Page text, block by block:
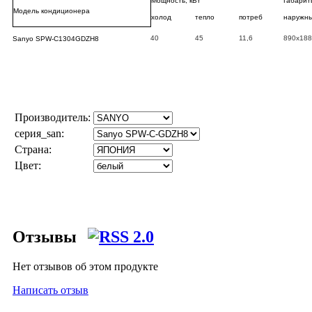
Модель кондиционера
холод тепло потреб
Sanyo SPW-C1304GDZH8 40 45 11,6
Производитель:
серия_san:
Страна:
Цвет:
Отзывы
Нет отзывов об этом продукте
Написать отзыв